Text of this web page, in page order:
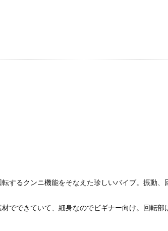
するクンニ機能をそなえた珍しいバイブ。振動、
でできていて、細身なのでビギナー向け。回転部